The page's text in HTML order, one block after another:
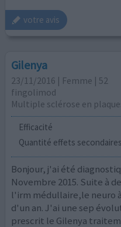
votre avis
Gilenya
23/11/2016 | Femme | 52
fingolimod
Multiple sclérose en
Efficacité
Quantité effets secondaires
Bonjour, j'ai été
Novembre 2015. Suite à
l'irm médullaire,le neuro
d'un an. J'ai une sep
prescrit le Gilenya